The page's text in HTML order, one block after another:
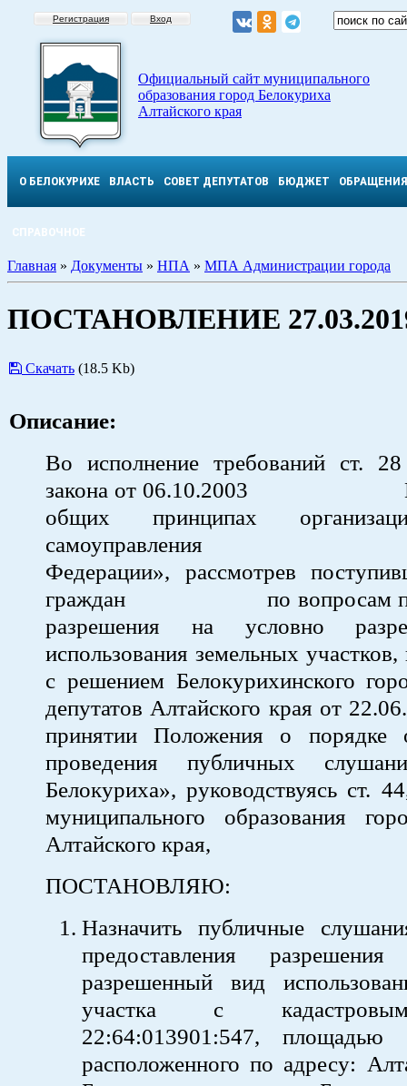
Регистрация Вход
Официальный сайт муниципального
образования город Белокуриха
Алтайского края
О БЕЛОКУРИХЕ ВЛАСТЬ СОВЕТ ДЕПУТАТОВ БЮДЖЕТ ОБРАЩЕНИЯ
СПРАВОЧНОЕ
Главная » Документы » НПА » МПА Администрации города
ПОСТАНОВЛЕНИЕ
Скачать (18.5 Kb)
Описание:
Во исполнение требований ст. 28
закона от 06.10.2003 №
общих принципах
самоуправления в
Федерации», рассмотрев
граждан по вопросам
разрешения на условно
использования земельных участков,
с решением Белокурихинского
депутатов Алтайского края от
принятии Положения о порядке
проведения публичных
Белокуриха», руководствуясь ст.
муниципального образования
Алтайского края,
ПОСТАНОВЛЯЮ:
Назначить публичные
предоставления
разрешенный вид
участка с
22:64:013901:547,
расположенного по адресу: